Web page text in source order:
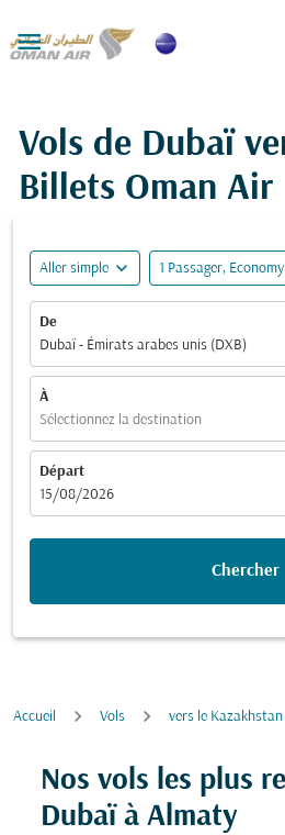

Vols de Dubaï
Billets Oman Air
Aller simple expand_more 1 Passager, Economy
De
Dubaï - Émirats arabes unis (DXB)
À
Sélectionnez la destination
Départ
fc-booking-departure-date-aria-label
15/08/2026
Chercher
Accueil Vols vers le Kazakhstan
Nos vols les plus
Dubaï à Almaty
Essayez de mettre à jour